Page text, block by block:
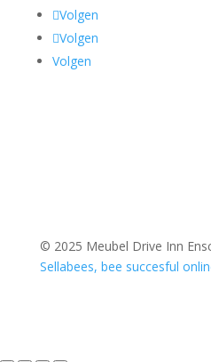
Volgen
Volgen
Volgen
© 2025 Meubel Drive Inn
Sellabees, bee succesful